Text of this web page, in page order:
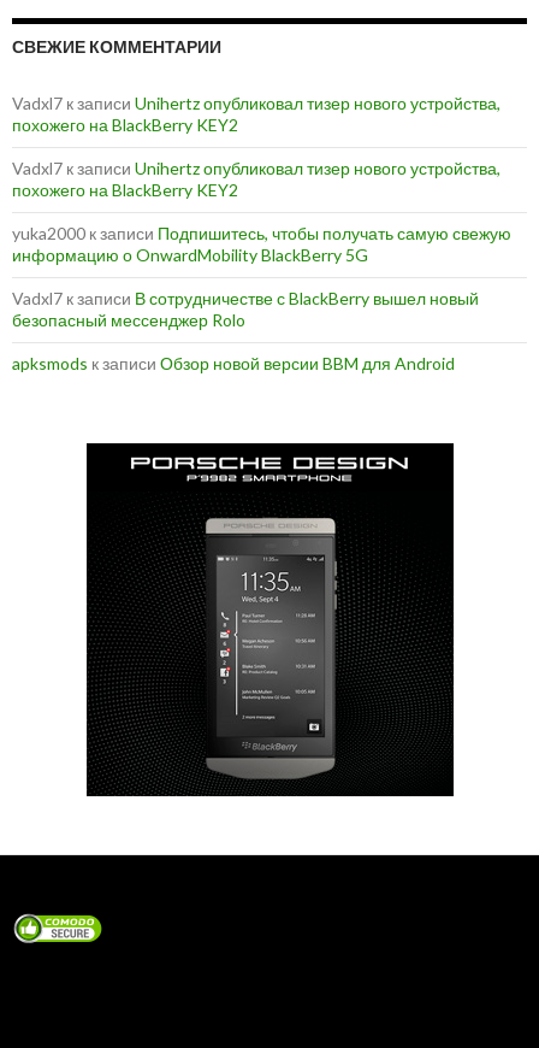
СВЕЖИЕ КОММЕНТАРИИ
Vadxl7 к записи Unihertz опубликовал тизер нового устройства,
похожего на BlackBerry KEY2
Vadxl7 к записи Unihertz опубликовал тизер нового устройства,
похожего на BlackBerry KEY2
yuka2000 к записи Подпишитесь, чтобы получать самую свежую
информацию о OnwardMobility BlackBerry 5G
Vadxl7 к записи В сотрудничестве с BlackBerry вышел новый
безопасный мессенджер Rolo
apksmods к записи Обзор новой версии BBM для Android